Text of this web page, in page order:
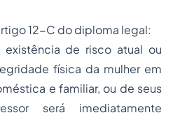
12-C do diploma legal:
existência de risco atual ou
física da mulher em
e familiar, ou de seus
será imediatamente